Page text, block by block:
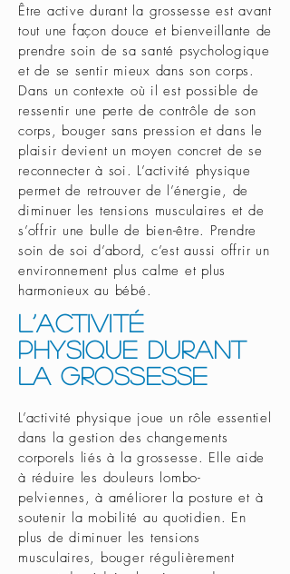
Être active durant la grossesse est avant
tout une façon douce et bienveillante de
prendre soin de sa santé psychologique
et de se sentir mieux dans son corps.
Dans un contexte où il est possible de
ressentir une perte de contrôle de son
corps, bouger sans pression et dans le
plaisir devient un moyen concret de se
reconnecter à soi. L’activité physique
permet de retrouver de l’énergie, de
diminuer les tensions musculaires et de
s’offrir une bulle de bien-être. Prendre
soin de soi d’abord, c’est aussi offrir un
environnement plus calme et plus
harmonieux au bébé.
L’activité
physique durant
la grossesse
L’activité physique joue un rôle essentiel
dans la gestion des changements
corporels liés à la grossesse. Elle aide
à réduire les douleurs lombo-
pelviennes, à améliorer la posture et à
soutenir la mobilité au quotidien. En
plus de diminuer les tensions
musculaires, bouger régulièrement